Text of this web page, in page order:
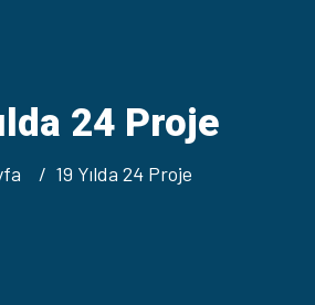
24 Proje
19 Yılda 24 Proje